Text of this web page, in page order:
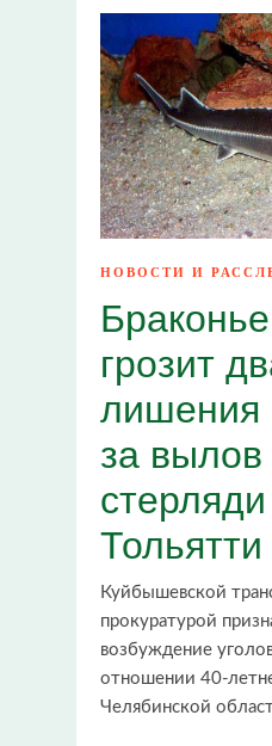
НОВОСТИ И
грозит
лишения
за вылов
Тольятти
Куйбышевской
прокуратурой
возбуждение
отношении 40-
Челябинской